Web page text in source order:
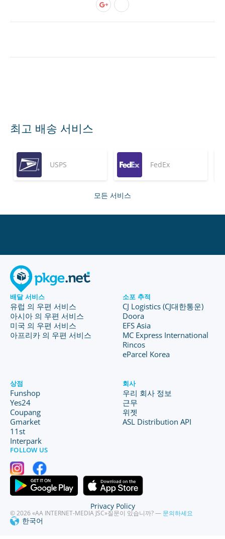
최고 배송 서비스
USPS FedEx
모든 서비스
배달 서비스
유럽 의 우편 서비스
아시아 의 우편 서비스
미국 의 우편 서비스
아프리카 의 우편 서비스
소포 추적
CJ Logistics (CJ대한통운)
Doora
EFS Asia
MC Express International
Rincos
eParcel Korea
상점
Funshop
Yes24
Coupang
Gmarket
11st
Interpark
회사
우리 회사 정보
근무
위젯
ASL Distribution API
FOLLOW US
© 2026 «AA INTERNET-MEDIA JSC»질문이 있습니까? — 문의하세요
한국어
Privacy Policy